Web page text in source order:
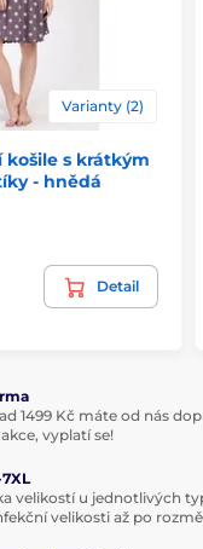
Varianty (2)
košile s krátkým
- hnědá
Detail
1499 Kč máte od nás
vyplatí se!
velikostí u jednotlivých
velikosti až po